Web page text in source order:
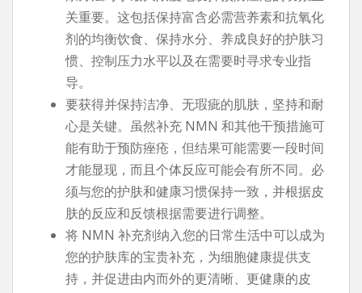
关重要。这包括保持富含必需营养素和抗氧化
剂的均衡饮食、保持水分、养成良好的护肤习
惯、控制压力水平以及在需要时寻求专业指
导。
要获得并保持洁净、无瑕疵的肌肤，坚持和耐
心是关键。虽然补充 NMN 和其他干预措施可
能有助于预防痤疮，但结果可能需要一段时间
才能显现，而且个体反应可能会有所不同。必
须与您的护肤和健康习惯保持一致，并根据皮
肤的反应和反馈根据需要进行调整。
将 NMN 补充剂纳入您的日常生活中可以成为
您的护肤库的宝贵补充，为细胞健康提供支
持，并促进由内而外的更清晰、更健康的皮